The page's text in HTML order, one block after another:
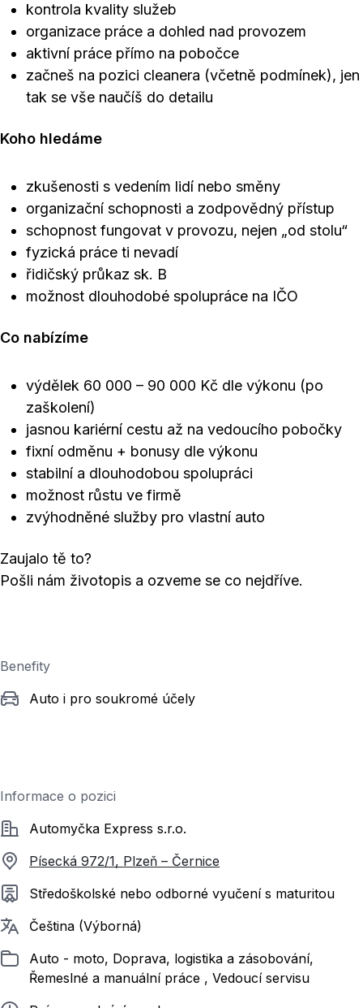
kontrola kvality služeb
organizace práce a dohled nad provozem
aktivní práce přímo na pobočce
začneš na pozici cleanera (včetně podmínek), jen
tak se vše naučíš do detailu
Koho hledáme
zkušenosti s vedením lidí nebo směny
organizační schopnosti a zodpovědný přístup
schopnost fungovat v provozu, nejen „od stolu“
fyzická práce ti nevadí
řidičský průkaz sk. B
možnost dlouhodobé spolupráce na IČO
Co nabízíme
výdělek 60 000 – 90 000 Kč dle výkonu (po
zaškolení)
jasnou kariérní cestu až na vedoucího pobočky
fixní odměnu + bonusy dle výkonu
stabilní a dlouhodobou spolupráci
možnost růstu ve firmě
zvýhodněné služby pro vlastní auto
Zaujalo tě to?
Pošli nám životopis a ozveme se co nejdříve.
Benefity
Auto i pro soukromé účely
Informace o pozici
SpolečnostAutomyčka Express s.r.o.
Písecká 972/1, Plzeň – Černice
Požadované vzdělání
Středoškolské nebo odborné vyučení s maturitou
Požadované jazyky
Čeština (Výborná)
ZařazenoAuto - moto, Doprava, logistika a zásobování,
Řemeslné a manuální práce , Vedoucí servisu